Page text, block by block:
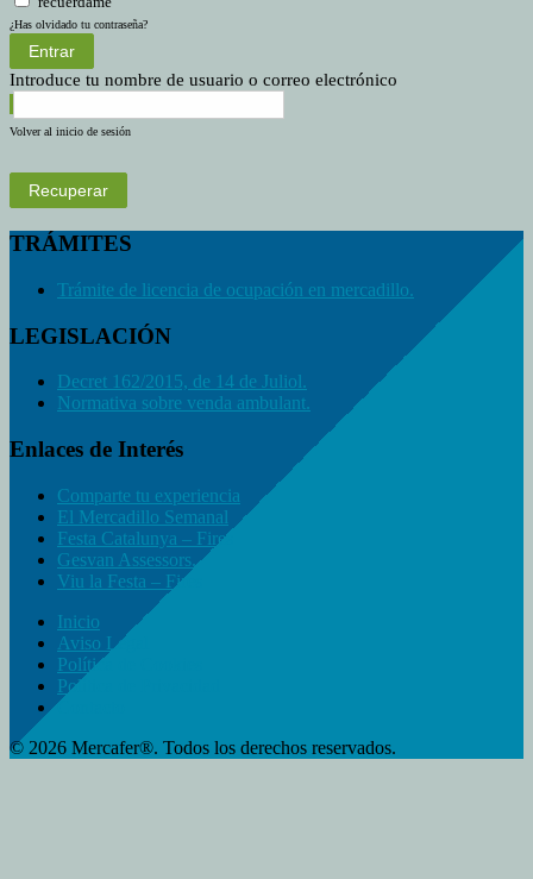
¿Has olvidado tu contraseña?
Entrar
Introduce tu nombre de usuario o correo electrónico
Volver al inicio de sesión
Recuperar
TRÁMITES
Trámite de licencia de ocupación en mercadillo.
LEGISLACIÓN
Decret 162/2015, de 14 de Juliol.
Normativa sobre venda ambulant.
Enlaces de Interés
Comparte tu experiencia
El Mercadillo Semanal
Festa Catalunya – Fires
Gesvan Assessors.
Viu la Festa – Fires
Inicio
Aviso Legal
Política de Cookies
Política de Privacidad
Contacto
© 2026 Mercafer®. Todos los derechos reservados.